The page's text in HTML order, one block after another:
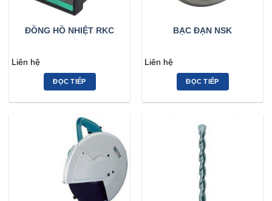
ĐỒNG HỒ NHIỆT RKC
Liên hệ
ĐỌC TIẾP
BẠC ĐẠN NSK
Liên hệ
ĐỌC TIẾP